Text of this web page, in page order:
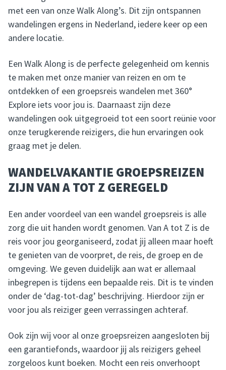
met een van onze Walk Along’s. Dit zijn ontspannen
wandelingen ergens in Nederland, iedere keer op een
andere locatie.
Een Walk Along is de perfecte gelegenheid om kennis
te maken met onze manier van reizen en om te
ontdekken of een groepsreis wandelen met 360°
Explore iets voor jou is. Daarnaast zijn deze
wandelingen ook uitgegroeid tot een soort reünie voor
onze terugkerende reizigers, die hun ervaringen ook
graag met je delen.
WANDELVAKANTIE GROEPSREIZEN
ZIJN VAN A TOT Z GEREGELD
Een ander voordeel van een wandel groepsreis is alle
zorg die uit handen wordt genomen. Van A tot Z is de
reis voor jou georganiseerd, zodat jij alleen maar hoeft
te genieten van de voorpret, de reis, de groep en de
omgeving. We geven duidelijk aan wat er allemaal
inbegrepen is tijdens een bepaalde reis. Dit is te vinden
onder de ‘dag-tot-dag’ beschrijving. Hierdoor zijn er
voor jou als reiziger geen verrassingen achteraf.
Ook zijn wij voor al onze groepsreizen aangesloten bij
een garantiefonds, waardoor jij als reizigers geheel
zorgeloos kunt boeken. Mocht een reis onverhoopt